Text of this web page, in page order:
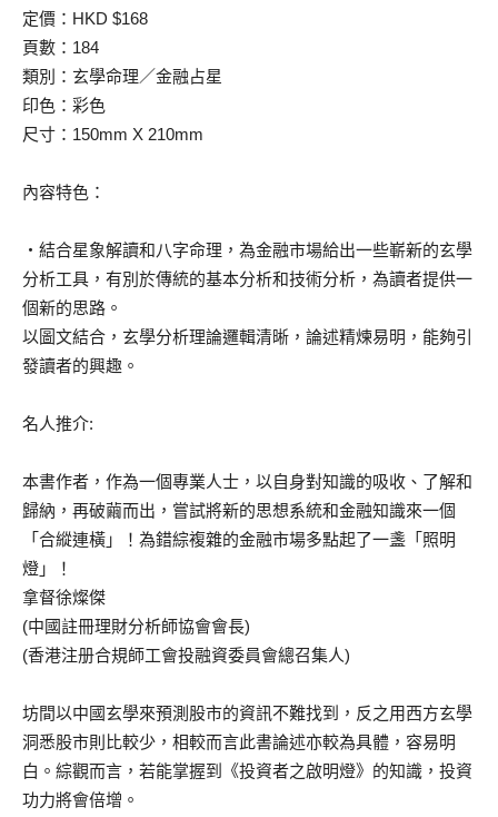
定價：HKD $168
頁數：184
類別：玄學命理／金融占星
印色：彩色
尺寸：150mm X 210mm
內容特色：
‧結合星象解讀和八字命理，為金融市場給出一些嶄新的玄學
分析工具，有別於傳統的基本分析和技術分析，為讀者提供一
個新的思路。
以圖文結合，玄學分析理論邏輯清晰，論述精煉易明，能夠引
發讀者的興趣。
名人推介:
本書作者，作為一個專業人士，以自身對知識的吸收、了解和
歸納，再破繭而出，嘗試將新的思想系統和金融知識來一個
「合縱連橫」！為錯綜複雜的金融市場多點起了一盞「照明
燈」！
拿督徐燦傑
(中國註冊理財分析師協會會長)
(香港注册合規師工會投融資委員會總召集人)
坊間以中國玄學來預測股市的資訊不難找到，反之用西方玄學
洞悉股市則比較少，相較而言此書論述亦較為具體，容易明
白。綜觀而言，若能掌握到《投資者之啟明燈》的知識，投資
功力將會倍增。